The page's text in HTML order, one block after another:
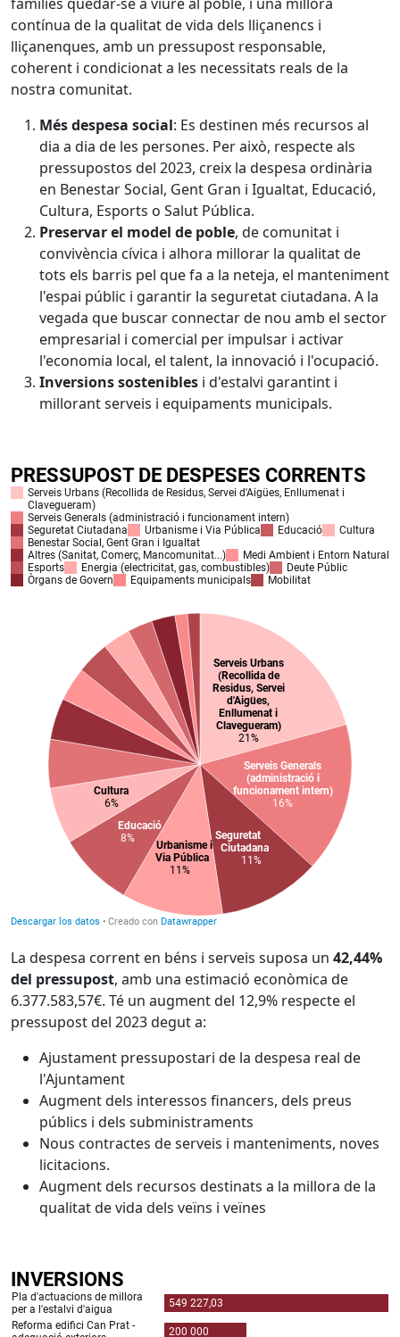
contínua de la qualitat de vida dels lliçanencs i
lliçanenques, amb un pressupost responsable,
coherent i condicionat a les necessitats reals de la
nostra comunitat.
Més despesa social: Es destinen més recursos al
dia a dia de les persones. Per això, respecte als
pressupostos del 2023, creix la despesa ordinària
en Benestar Social, Gent Gran i Igualtat, Educació,
Cultura, Esports o Salut Pública.
Preservar el model de poble, de comunitat i
convivència cívica i alhora millorar la qualitat de
tots els barris pel que fa a la neteja, el manteniment
l'espai públic i garantir la seguretat ciutadana. A la
vegada que buscar connectar de nou amb el sector
empresarial i comercial per impulsar i activar
l'economia local, el talent, la innovació i l'ocupació.
Inversions sostenibles i d'estalvi garantint i
millorant serveis i equipaments municipals.
La despesa corrent en béns i serveis suposa un 42,44%
del pressupost, amb una estimació econòmica de
6.377.583,57€. Té un augment del 12,9% respecte el
pressupost del 2023 degut a:
Ajustament pressupostari de la despesa real de
l'Ajuntament
Augment dels interessos financers, dels preus
públics i dels subministraments
Nous contractes de serveis i manteniments, noves
licitacions.
Augment dels recursos destinats a la millora de la
qualitat de vida dels veïns i veïnes